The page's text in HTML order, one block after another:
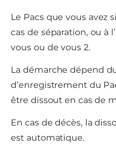
Le Pacs que vous avez
cas de séparation, ou à
vous ou de vous 2.
La démarche dépend
d’enregistrement du
être dissout en cas de
En cas de décès, la
est automatique.